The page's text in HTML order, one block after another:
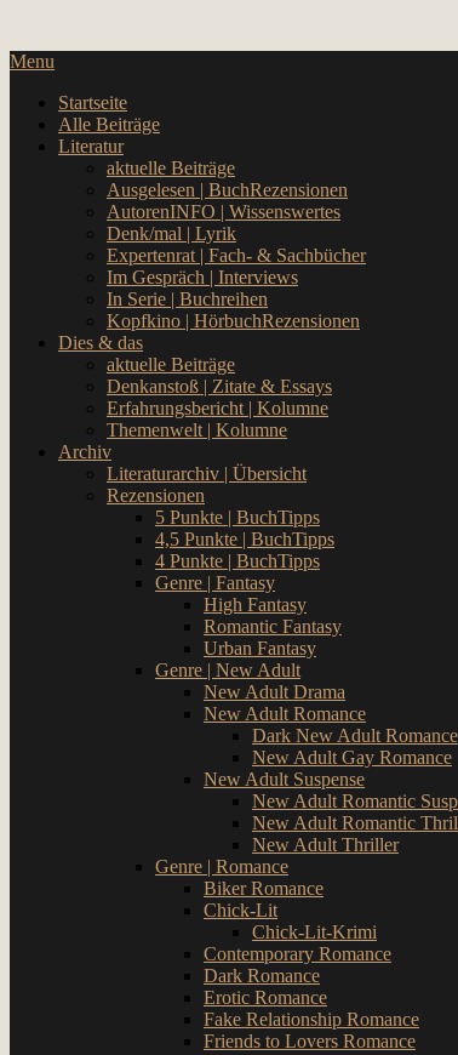
content
CulturalNoise Online Magazin
Menu
Startseite
Alle Beiträge
Literatur
aktuelle Beiträge
Ausgelesen | BuchRezensionen
AutorenINFO | Wissenswertes
Denk/mal | Lyrik
Expertenrat | Fach- & Sachbücher
Im Gespräch | Interviews
In Serie | Buchreihen
Kopfkino | HörbuchRezensionen
Dies & das
aktuelle Beiträge
Denkanstoß | Zitate & Essays
Erfahrungsbericht | Kolumne
Themenwelt | Kolumne
Archiv
Literaturarchiv | Übersicht
Rezensionen
5 Punkte | BuchTipps
4,5 Punkte | BuchTipps
4 Punkte | BuchTipps
Genre | Fantasy
High Fantasy
Romantic Fantasy
Urban Fantasy
Genre | New Adult
New Adult Drama
New Adult Romance
Dark New Adult Romance
New Adult Gay Romance
New Adult Suspense
New Adult Romantic
New Adult Romantic
New Adult Thriller
Genre | Romance
Biker Romance
Chick-Lit
Chick-Lit-Krimi
Contemporary Romance
Dark Romance
Erotic Romance
Fake Relationship Romance
Friends to Lovers Romance